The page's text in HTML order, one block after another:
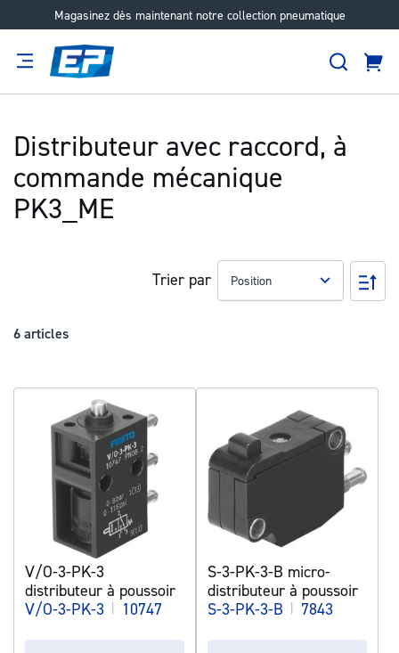
Magasinez dès maintenant notre collection pneumatique
Aller
Distributeur avec raccord, à
commande mécanique
PK3_ME
6 articles
Trier par
Par
V/O-3-PK-3
distributeur à poussoir
V/O-3-PK-3 | 10747
S-3-PK-3-B micro-
distributeur à poussoir
S-3-PK-3-B | 7843